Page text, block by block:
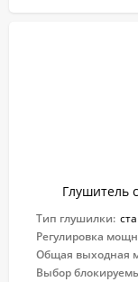
Глушитель
Тип глушилки:
Регулировка
Выбор